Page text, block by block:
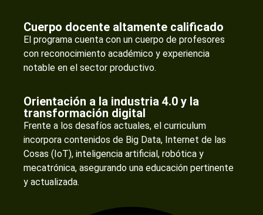
Cuerpo docente altamente calificado
El programa cuenta con un cuerpo de profesores
con reconocimiento académico y experiencia
notable en el sector productivo.
Orientación a la industria 4.0 y la
transformación digital
Frente a los desafíos actuales, el curriculum
incorpora contenidos de Big Data, Internet de las
Cosas (IoT), inteligencia artificial, robótica y
mecatrónica, asegurando una educación pertinente
y actualizada.